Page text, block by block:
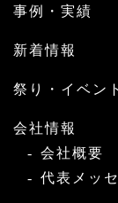
事例・実績
新着情報
祭り・イベン
会社情報
会社概要
代表メッ